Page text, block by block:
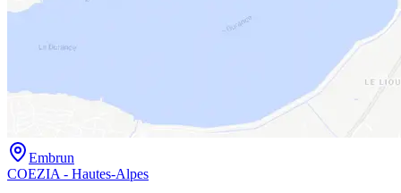
Embrun
COEZIA - Hautes-Alpes